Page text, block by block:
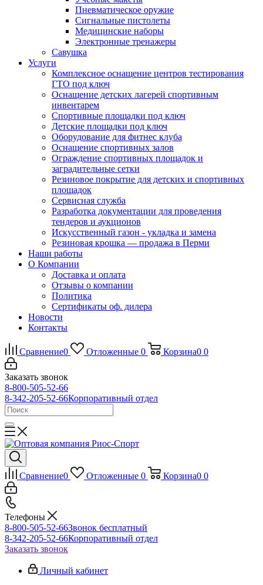
Пневматическое оружие
Сигнальные пистолеты
Медицинские наборы
Электронные тренажеры
Савушка
Услуги
Комплексное оснащение центров тестирования
ГТО под ключ
Оснащение детских лагерей спортивным
инвентарем
Спортивные площадки под ключ
Детские площадки под ключ
Оборудование для фитнес клуба
Оснащение спортивных залов
Ограждение спортивных площадок и
заградительные сетки
Резиновое покрытие для детских и спортивных
площадок
Сервисная служба
Разработка документации для проведения
тендеров и аукционов
Искусственный газон - укладка и замена
Резиновая крошка — продажа в Перми
Наши работы
О Компании
Доставка и оплата
Отзывы о компании
Политика
Сертификаты оф. дилера
Новости
Контакты
Сравнение0 Отложенные 0 Корзина0 0
Заказать звонок
8-800-505-52-66
8-342-205-52-66Корпоративный отдел
Сравнение0 Отложенные 0 Корзина0 0
Телефоны
8-800-505-52-66Звонок бесплатный
8-342-205-52-66Корпоративный отдел
Заказать звонок
Личный кабинет